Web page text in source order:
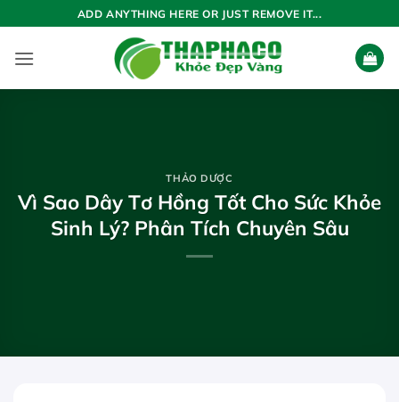
qua
nội
ADD ANYTHING HERE OR JUST REMOVE IT...
THẢO DƯỢC
Vì Sao Dây Tơ Hồng Tốt Cho Sức Khỏe
Sinh Lý? Phân Tích Chuyên Sâu